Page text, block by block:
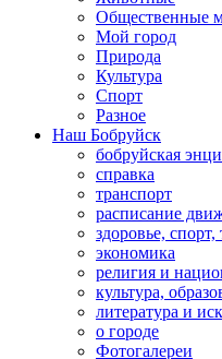
Общественные
Мой город
Природа
Культура
Спорт
Разное
Наш Бобруйск
бобруйская
справка
транспорт
расписание
здоровье, спорт,
экономика
религия и
культура,
литература и
о городе
Фотогалереи